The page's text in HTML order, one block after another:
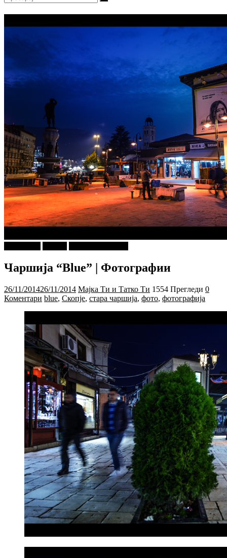
Чаршија “Blue” | Фотографии
26/11/201426/11/2014 Мајка Ти и Татко Ти 1554 Прегледи 0
Коментари blue, Скопје, стара чаршија, фото, фотографија